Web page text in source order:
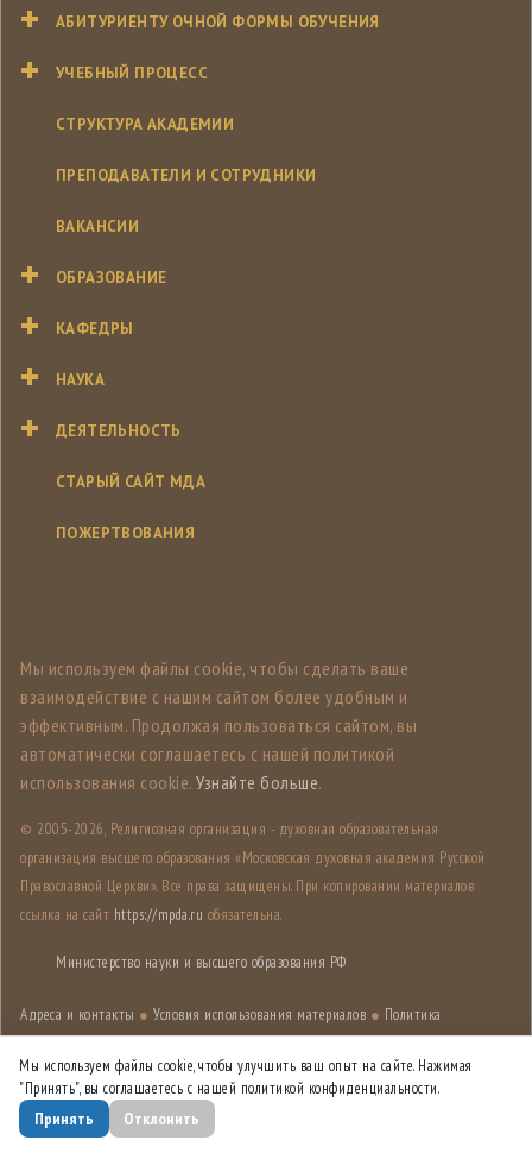
АБИТУРИЕНТУ ОЧНОЙ ФОРМЫ ОБУЧЕНИЯ
УЧЕБНЫЙ ПРОЦЕСС
СТРУКТУРА АКАДЕМИИ
ПРЕПОДАВАТЕЛИ И СОТРУДНИКИ
ВАКАНСИИ
ОБРАЗОВАНИЕ
КАФЕДРЫ
НАУКА
ДЕЯТЕЛЬНОСТЬ
СТАРЫЙ САЙТ МДА
ПОЖЕРТВОВАНИЯ
Мы используем файлы cookie, чтобы сделать ваше
взаимодействие с нашим сайтом более удобным и
эффективным. Продолжая пользоваться сайтом, вы
автоматически соглашаетесь с нашей политикой
использования cookie. Узнайте больше.
© 2005-2026, Религиозная организация - духовная образовательная
организация высшего образования «Московская духовная академия Русской
Православной Церкви». Все права защищены. При копировании материалов
ссылка на сайт https://mpda.ru обязательна.
Министерство науки и высшего образования РФ
Адреса и контакты ● Условия использования материалов ● Политика
конфиденциальности●Карта сайта
Дизайн разработанЛабораторией дизайна НИУ ВШЭ
Мы используем файлы cookie, чтобы улучшить ваш опыт на сайте. Нажимая
"Принять", вы соглашаетесь с нашей политикой конфиденциальности.
Принять Отклонить